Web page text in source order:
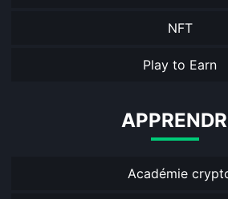
NFT
Play to Earn
Académie